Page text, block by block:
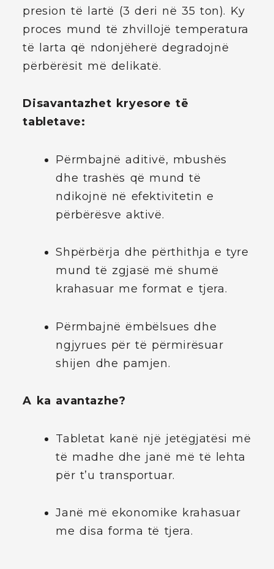
presion të lartë (3 deri në 35 ton). Ky
proces mund të zhvillojë temperatura
të larta që ndonjëherë degradojnë
përbërësit më delikatë.
Disavantazhet kryesore të
tabletave:
Përmbajnë aditivë, mbushës
dhe trashës që mund të
ndikojnë në efektivitetin e
përbërësve aktivë.
Shpërbërja dhe përthithja e tyre
mund të zgjasë më shumë
krahasuar me format e tjera.
Përmbajnë ëmbëlsues dhe
ngjyrues për të përmirësuar
shijen dhe pamjen.
A ka avantazhe?
Tabletat kanë një jetëgjatësi më
të madhe dhe janë më të lehta
për t’u transportuar.
Janë më ekonomike krahasuar
me disa forma të tjera.